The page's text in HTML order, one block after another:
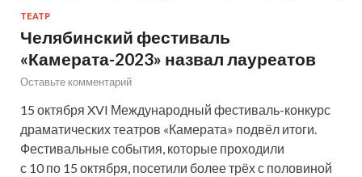
ТЕАТР
Челябинский фестиваль
«Камерата-2023» назвал лауреатов
Оставьте комментарий
15 октября XVI Международный фестиваль-конкурс
драматических театров «Камерата» подвёл итоги.
Фестивальные события, которые проходили
с 10 по 15 октября, посетили более трёх с половиной